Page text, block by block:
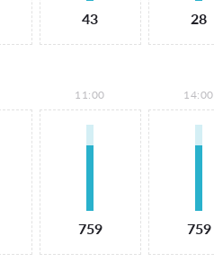
43 28
11:00
759
14:00
759